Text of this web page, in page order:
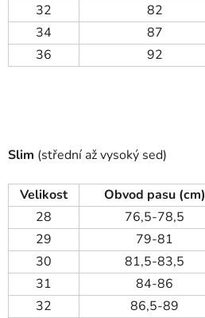
32
82
34
87
36
92
Slim (střední až vysoký sed)
Velikost Obvod pasu (cm)
28
76,5-78,5
29
79-81
30
81,5-83,5
31
84-86
32
86,5-89